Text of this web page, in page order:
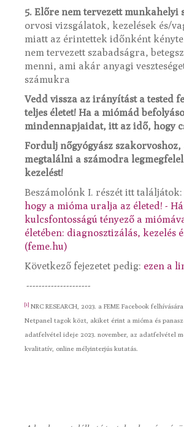
5. Előre nem tervezett munkahelyi
orvosi vizsgálatok, kezelések és/
miatt az érintettek időnként
nem tervezett szabadságra,
menni, ami akár anyagi
számukra
Vedd vissza az irányítást a tested
teljes életet! Ha a miómád
mindennapjaidat, itt az idő, hogy
Fordulj nőgyógyász
megtalálni a számodra
kezelést!
Beszámolónk I. részét itt találjátok:
hogy a mióma uralja az életed! -
kulcsfontosságú tényező a
életében: diagnosztizálás, kezelés
(feme.hu)
Következő fejezetet pedig: ezen a
---------------------
[1] NRC RESEARCH, 2023. a FEME Facebook
Netpanel tagok közt, akiket érint a mióma és
adatfelvétel ideje 2023. november, az adatfelvétel
kvalitatív, online mélyinterjús kutatás.